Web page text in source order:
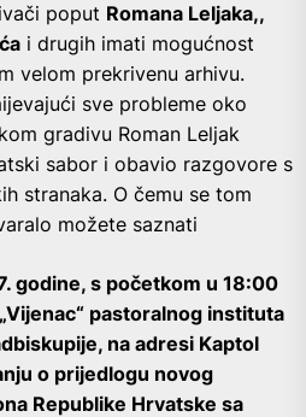
poput Romana Leljaka,,
i drugih imati mogućnost
velom prekrivenu arhivu.
sve probleme oko
gradivu Roman Leljak
sabor i obavio razgovore s
stranaka. O čemu se tom
možete saznati
godine, s početkom u 18:00
pastoralnog instituta
na adresi Kaptol
o prijedlogu novog
Republike Hrvatske sa